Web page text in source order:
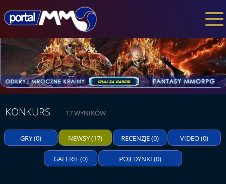
KONKURS 17 WYNIKÓW
GRY(0) NEWSY(17) RECENZJE(0) VIDEO(0)
GALERIE(0) POJEDYNKI(0)